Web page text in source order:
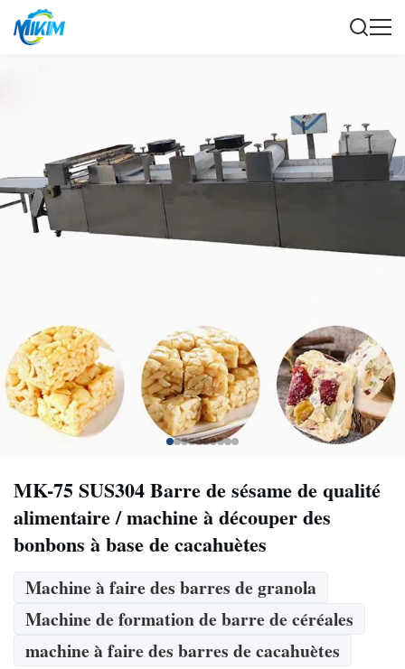
MK-75 SUS304 Barre de sésame de qualité
alimentaire / machine à découper des
bonbons à base de cacahuètes
Machine à faire des barres de granola
Machine de formation de barre de céréales
machine à faire des barres de cacahuètes